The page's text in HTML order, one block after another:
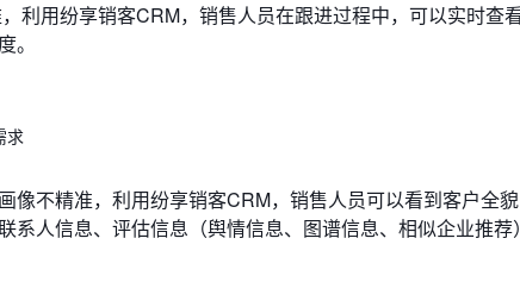
利用纷享销客CRM，销售人员在跟进过程中，可以实时查
。
求
像不精准，利用纷享销客CRM，销售人员可以看到客户全
系人信息、评估信息（舆情信息、图谱信息、相似企业推荐